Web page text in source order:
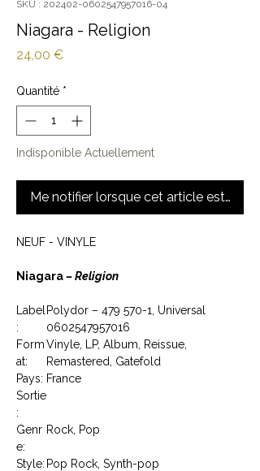
SKU : 202402-0602547957016-04
Niagara - Religion
24,00 €Prix
Quantité *
Indisponible Actuellement
Me notifier lorsque cet article est
NEUF - VINYLE
Niagara– Religion
Label
:
Polydor – 479 570-1, Universal
0602547957016
Form
at:
Vinyle, LP, Album, Reissue,
Remastered, Gatefold
Pays: France
Sortie
:
Genr
e:
Rock, Pop
Style: Pop Rock, Synth-pop